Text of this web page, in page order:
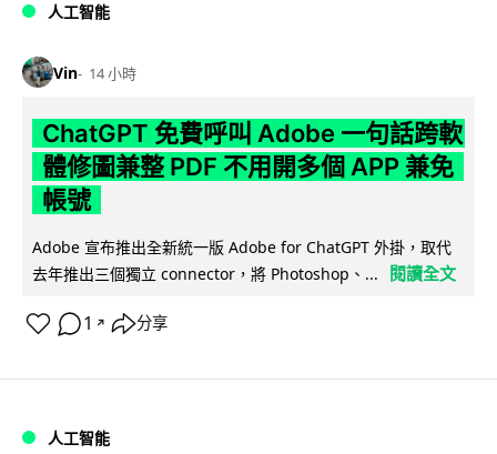
人工智能
Vin 14 小時
ChatGPT 免費呼叫 Adobe 一句話跨軟
體修圖兼整 PDF 不用開多個 APP 兼免
帳號
Adobe 宣布推出全新統一版 Adobe for ChatGPT 外掛，取代
去年推出三個獨立 connector，將 Photoshop、...
閱讀全文
1 ↗ 分享
人工智能